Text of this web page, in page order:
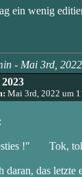
ein wenig
- Mai 3rd,
Mai 3rd, 2022 um
!" Tok,
daran, das